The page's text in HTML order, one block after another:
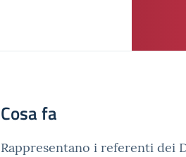
Cosa fa
Rappresentano i referenti dei